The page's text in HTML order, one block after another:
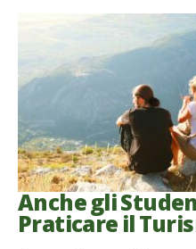
Anche gli
Praticare il